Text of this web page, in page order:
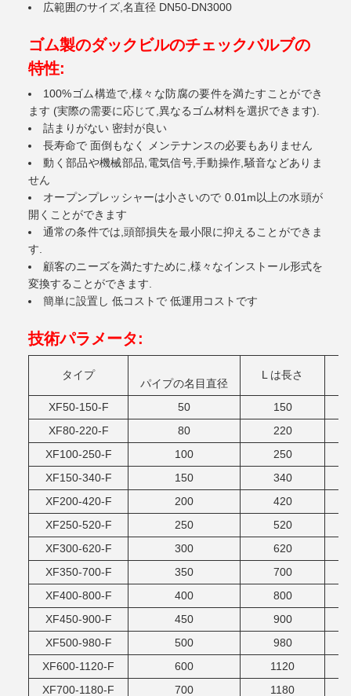
広範囲のサイズ,名直径 DN50-DN3000
ゴム製のダックビルのチェックバルブの
特性:
100%ゴム構造で,様々な防腐の要件を満たすことができ
ます (実際の需要に応じて,異なるゴム材料を選択できます).
詰まりがない 密封が良い
長寿命で 面倒もなく メンテナンスの必要もありません
動く部品や機械部品,電気信号,手動操作,騒音などありま
せん
オープンプレッシャーは小さいので 0.01m以上の水頭が
開くことができます
通常の条件では,頭部損失を最小限に抑えることができま
す.
顧客のニーズを満たすために,様々なインストール形式を
変換することができます.
簡単に設置し 低コストで 低運用コストです
技術パラメータ:
タイプ
パイプの名目直径
L は長さ
XF50-150-F 50
150
XF80-220-F
80
220
XF100-250-F
100
250
XF150-340-F
150
340
XF200-420-F
200
420
XF250-520-F
250
520
XF300-620-F
300
620
XF350-700-F
350
700
XF400-800-F
400
800
XF450-900-F
450
900
XF500-980-F
500
980
XF600-1120-F
600
1120
XF700-1180-F
700 1180